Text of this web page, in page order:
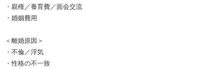
・親権／養育費／面会交流
・婚姻費用
＜離婚原因＞
・不倫／浮気
・性格の不一致